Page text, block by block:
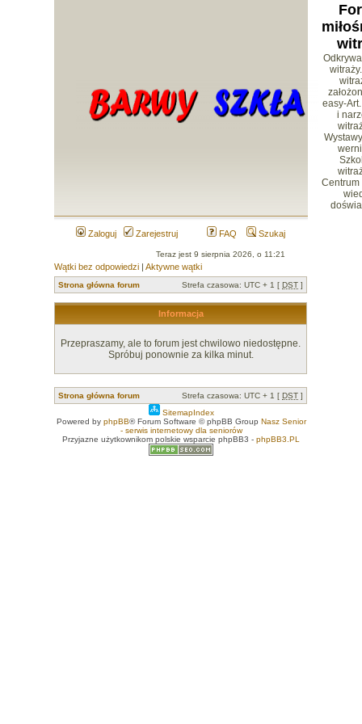
easy-
i
Zaloguj Zarejestruj FAQ Szukaj
Teraz jest 9 sierpnia 2026, o 11:21
Wątki bez odpowiedzi |Aktywne wątki
Strona główna forum Strefa czasowa: UTC + 1 [DST ]
Informacja
Przepraszamy, ale to forum jest chwilowo niedostępne.
Spróbuj ponownie za kilka minut.
Strona główna forum Strefa czasowa: UTC + 1 [DST ]
SitemapIndex
Powered by phpBB® Forum Software © phpBB Group Nasz Senior
- serwis internetowy dla seniorów
Przyjazne użytkownikom polskie wsparcie phpBB3 - phpBB3.PL